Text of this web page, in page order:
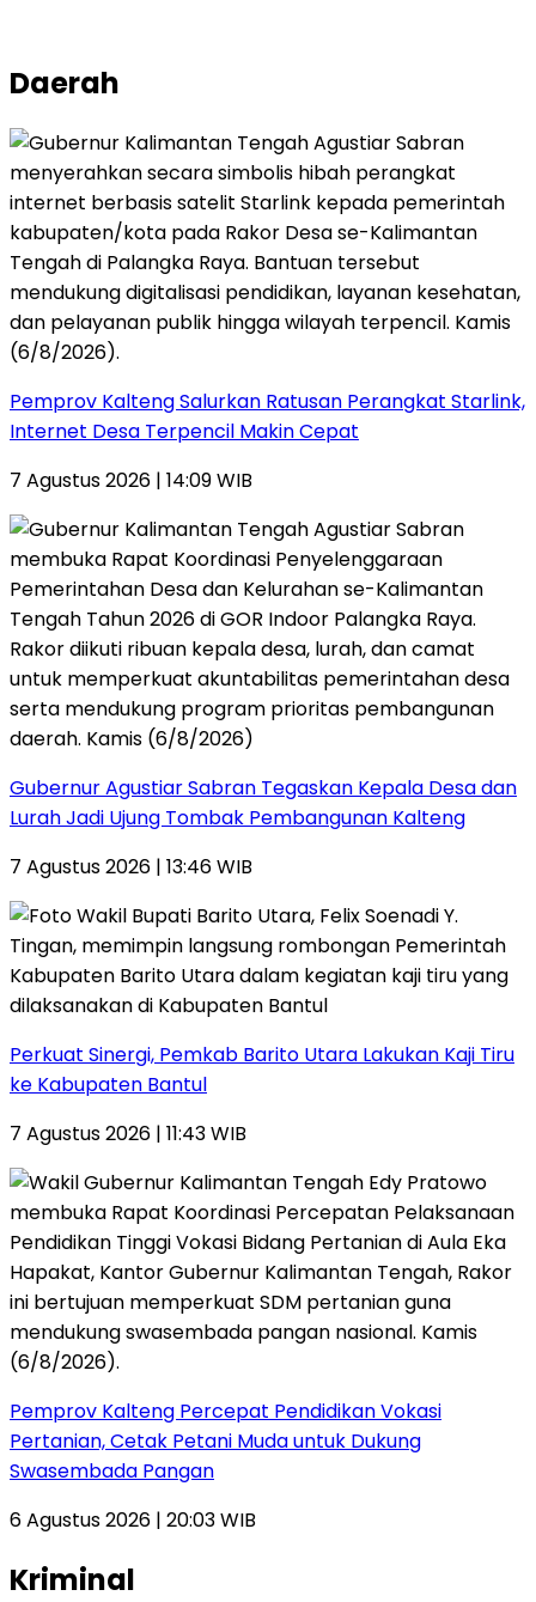
Daerah
Pemprov Kalteng Salurkan Ratusan Perangkat Starlink,
Internet Desa Terpencil Makin Cepat
7 Agustus 2026 | 14:09 WIB
Gubernur Agustiar Sabran Tegaskan Kepala Desa dan
Lurah Jadi Ujung Tombak Pembangunan Kalteng
7 Agustus 2026 | 13:46 WIB
Perkuat Sinergi, Pemkab Barito Utara Lakukan Kaji Tiru
ke Kabupaten Bantul
7 Agustus 2026 | 11:43 WIB
Pemprov Kalteng Percepat Pendidikan Vokasi
Pertanian, Cetak Petani Muda untuk Dukung
Swasembada Pangan
6 Agustus 2026 | 20:03 WIB
Kriminal